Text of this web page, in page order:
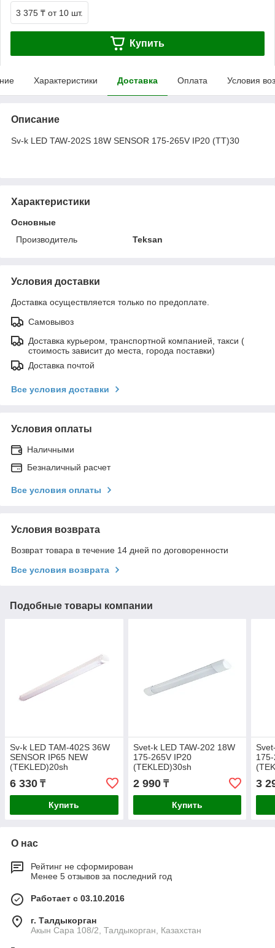
3 375 ₸ от 10 шт.
Купить
Характеристики Доставка Оплата Условия
Описание
Sv-k LED TAW-202S 18W SENSOR 175-265V IP20 (TT)30
Характеристики
Основные
Производитель
Teksan
Условия доставки
Доставка осуществляется только по предоплате.
Самовывоз
Доставка курьером, транспортной компанией, такси (
стоимость зависит до места, города поставки)
Доставка почтой
Все условия доставки
Условия оплаты
Наличными
Безналичный расчет
Все условия оплаты
Условия возврата
Возврат товара в течение 14 дней по договоренности
Все условия возврата
Подобные товары компании
Sv-k LED TAM-402S 36W
SENSOR IP65 NEW
(TEKLED)20sh
6 330 ₸
Купить
Svet-k LED TAW-202 18W
175-265V IP20
(TEKLED)30sh
2 990₸
Купить
3
О нас
Рейтинг не сформирован
Менее 5 отзывов за последний год
Работает с 03.10.2016
г. Талдыкорган
Акын Сара 108/2, Талдыкорган, Казахстан